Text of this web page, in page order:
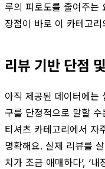
루의 피로도를 줄여주는
장점이 바로 이 카테고
리뷰 기반 단점
아직 제공된 데이터에는
구를 단정적으로 말할
티셔츠 카테고리에서 자
명확해요. 실제 리뷰를
치가 조금 애매하다’, ‘